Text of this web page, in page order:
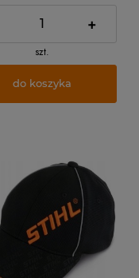
+
szt.
do koszyka